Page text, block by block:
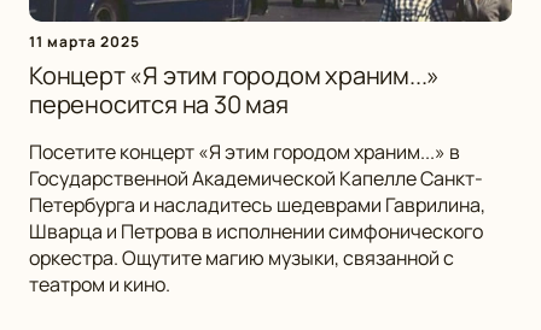
11 марта 2025
Концерт «Я этим городом храним...»
переносится на 30 мая
Посетите концерт «Я этим городом храним...» в
Государственной Академической Капелле Санкт-
Петербурга и насладитесь шедеврами Гаврилина,
Шварца и Петрова в исполнении симфонического
оркестра. Ощутите магию музыки, связанной с
театром и кино.